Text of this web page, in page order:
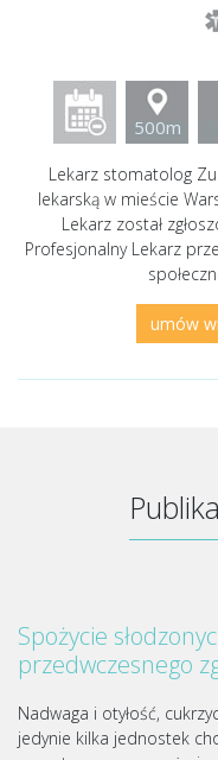
500m
Lekarz stomatolog
lekarską w mieście
Lekarz został
Profesjonalny Lekarz
umów
Spożycie
przedwczesnego
Nadwaga i otyłość,
jedynie kilka jednostek